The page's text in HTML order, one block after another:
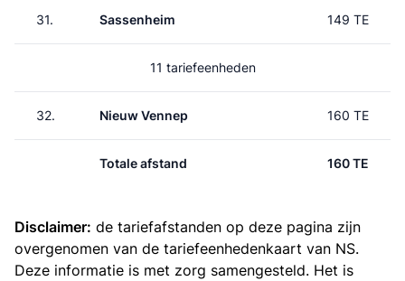
31. Sassenheim 149 TE
11 tariefeenheden
32. Nieuw Vennep 160 TE
Totale afstand 160 TE
Disclaimer: de tariefafstanden op deze pagina zijn
overgenomen van de tariefeenhedenkaart van NS.
Deze informatie is met zorg samengesteld. Het is